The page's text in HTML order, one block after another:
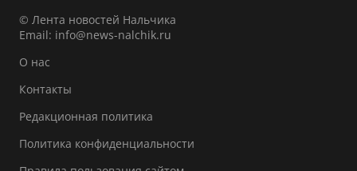
© Лента новостей Нальчика
Email: info@news-nalchik.ru
О нас
Контакты
Редакционная политика
Политика конфиденциальности